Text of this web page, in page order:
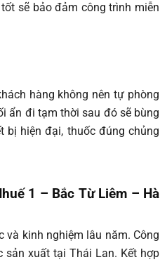
sẽ bảo đảm công trình miễn
hàng không nên tự phòng
ẩn đi tạm thời sau đó sẽ bùng
bị hiện đại, thuốc đúng chủng
1 – Bắc Từ Liêm – Hà
kinh nghiệm lâu năm. Công
sản xuất tại Thái Lan. Kết hợp